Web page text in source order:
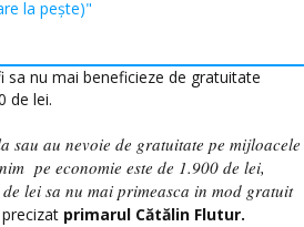
la peşte)"
sa nu mai beneficieze de gratuitate
de lei.
sau au nevoie de gratuitate pe mijloacele
pe economie este de 1.900 de lei,
lei sa nu mai primeasca in mod gratuit
primarul Cătălin Flutur.